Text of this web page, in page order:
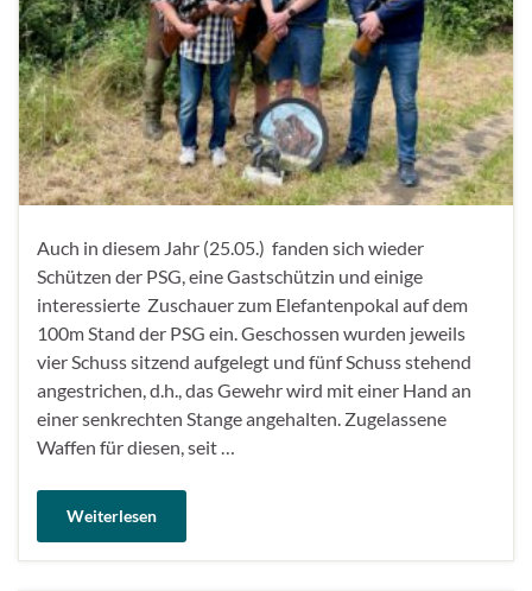
Auch in diesem Jahr (25.05.) fanden sich wieder
Schützen der PSG, eine Gastschützin und einige
interessierte Zuschauer zum Elefantenpokal auf dem
100m Stand der PSG ein. Geschossen wurden jeweils
vier Schuss sitzend aufgelegt und fünf Schuss stehend
angestrichen, d.h., das Gewehr wird mit einer Hand an
einer senkrechten Stange angehalten. Zugelassene
Waffen für diesen, seit …
Weiterlesen